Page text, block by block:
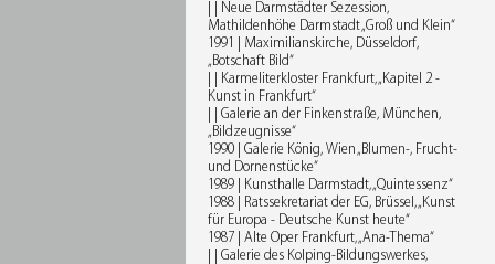
| | Neue Darmstädter Sezession,
Mathildenhöhe Darmstadt „Groß und Klein“
1991 | Maximilianskirche, Düsseldorf,
„Botschaft Bild“
| | Karmeliterkloster Frankfurt, „Kapitel 2 -
Kunst in Frankfurt“
| | Galerie an der Finkenstraße, München,
„Bildzeugnisse“
1990 | Galerie König, Wien „Blumen-, Frucht-
und Dornenstücke“
1989 | Kunsthalle Darmstadt, „Quintessenz“
1988 | Ratssekretariat der EG, Brüssel, „Kunst
für Europa - Deutsche Kunst heute“
1987 | Alte Oper Frankfurt, „Ana-Thema“
| | Galerie des Kolping-Bildungswerkes,